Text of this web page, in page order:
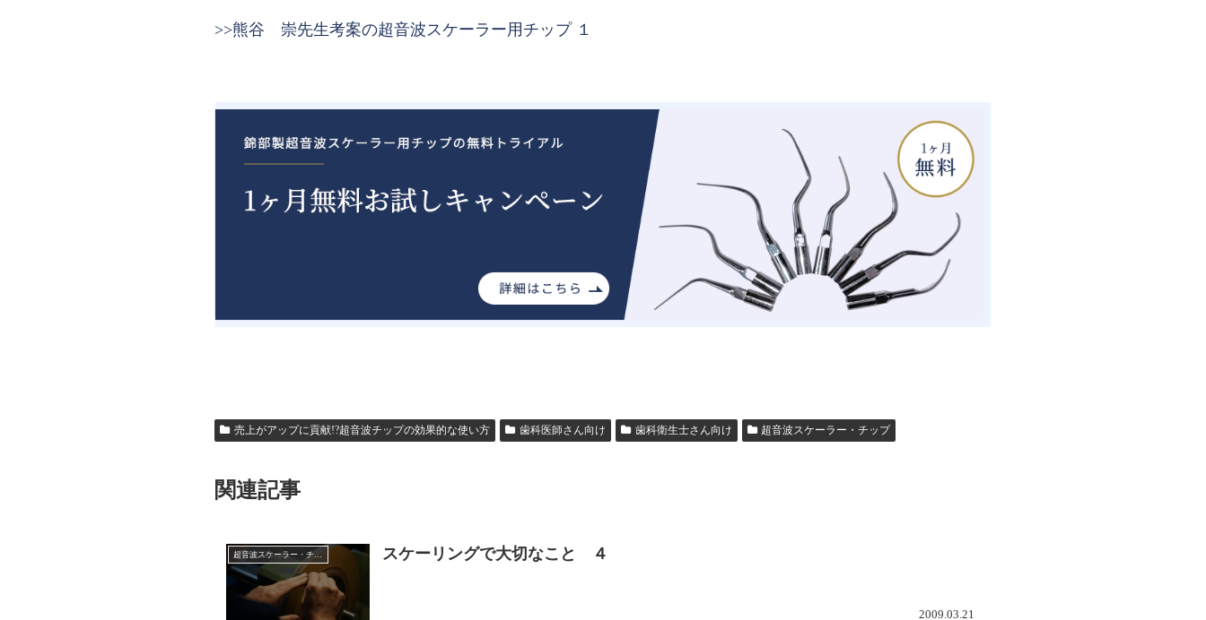
>>熊谷 崇先生考案の超音波スケーラー用チップ １
売上がアップに貢献!?超音波チップの効果的な使い方 歯科医師さん向け 歯科衛生士さん向け 超音波スケーラー・チップ
関連記事
超音波スケーラー・チップ スケーリングで大切なこと ４
2009.03.21